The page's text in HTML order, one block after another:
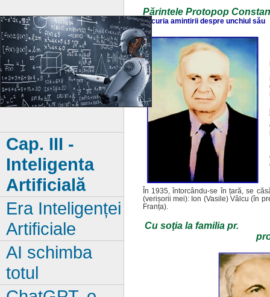
Părintele Protopop
bucuria amintirii despre unchiul său
În 1935, întorcându-se în țară, se
(verișorii mei): Ion (Vasile) Vâlcu (în
Franța).
Cu soţia la familia pr.
Cap. III -
Inteligenta
Artificială
Era Inteligenței
Artificiale
AI schimba
totul